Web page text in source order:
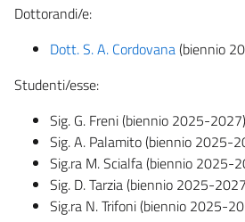
Dottorandi/e:
Dott. S. A. Cordovana(biennio
Studenti/esse:
Sig. G. Freni (biennio 2025-2027)
Sig. A. Palamito (biennio 2025-
Sig.ra M. Scialfa (biennio 2025-
Sig. D. Tarzia (biennio 2025-
Sig.ra N. Trifoni (biennio 2025-